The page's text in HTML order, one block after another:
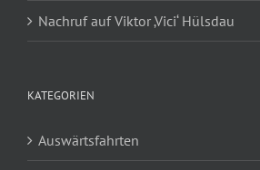
Nachruf auf Viktor ‚Vici‘ Hülsdau
KATEGORIEN
Auswärtsfahrten